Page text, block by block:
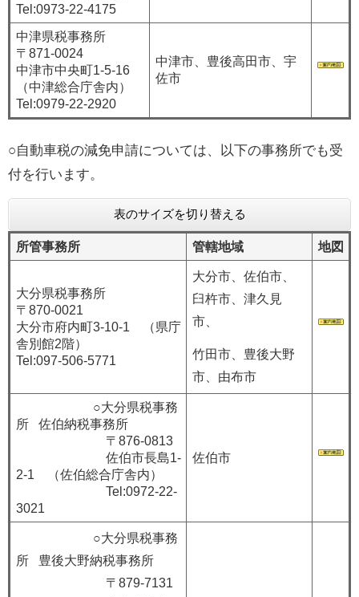
Tel:0973-22-4175
中津県税事務所
〒871-0024
中津市中央町1-5-16
（中津総合庁舎内）
Tel:0979-22-2920
中津市、豊後高田市、宇
佐市
○自動車税の減免申請については、以下の事務所でも受
付を行います。
表のサイズを切り替える
所管事務所 管轄地域 地図
大分県税事務所
〒870-0021
大分市府内町3-10-1 （県庁
舎別館2階）
Tel:097-506-5771
大分市、佐伯市、
臼杵市、津久見
市、
竹田市、豊後大野
市、由布市
○大分県税事務
所 佐伯納税事務所
〒876-0813
佐伯市長島1-
2-1 （佐伯総合庁舎内）
Tel:0972-22-
3021
佐伯市
○大分県税事務
所 豊後大野納税事務所
〒879-7131